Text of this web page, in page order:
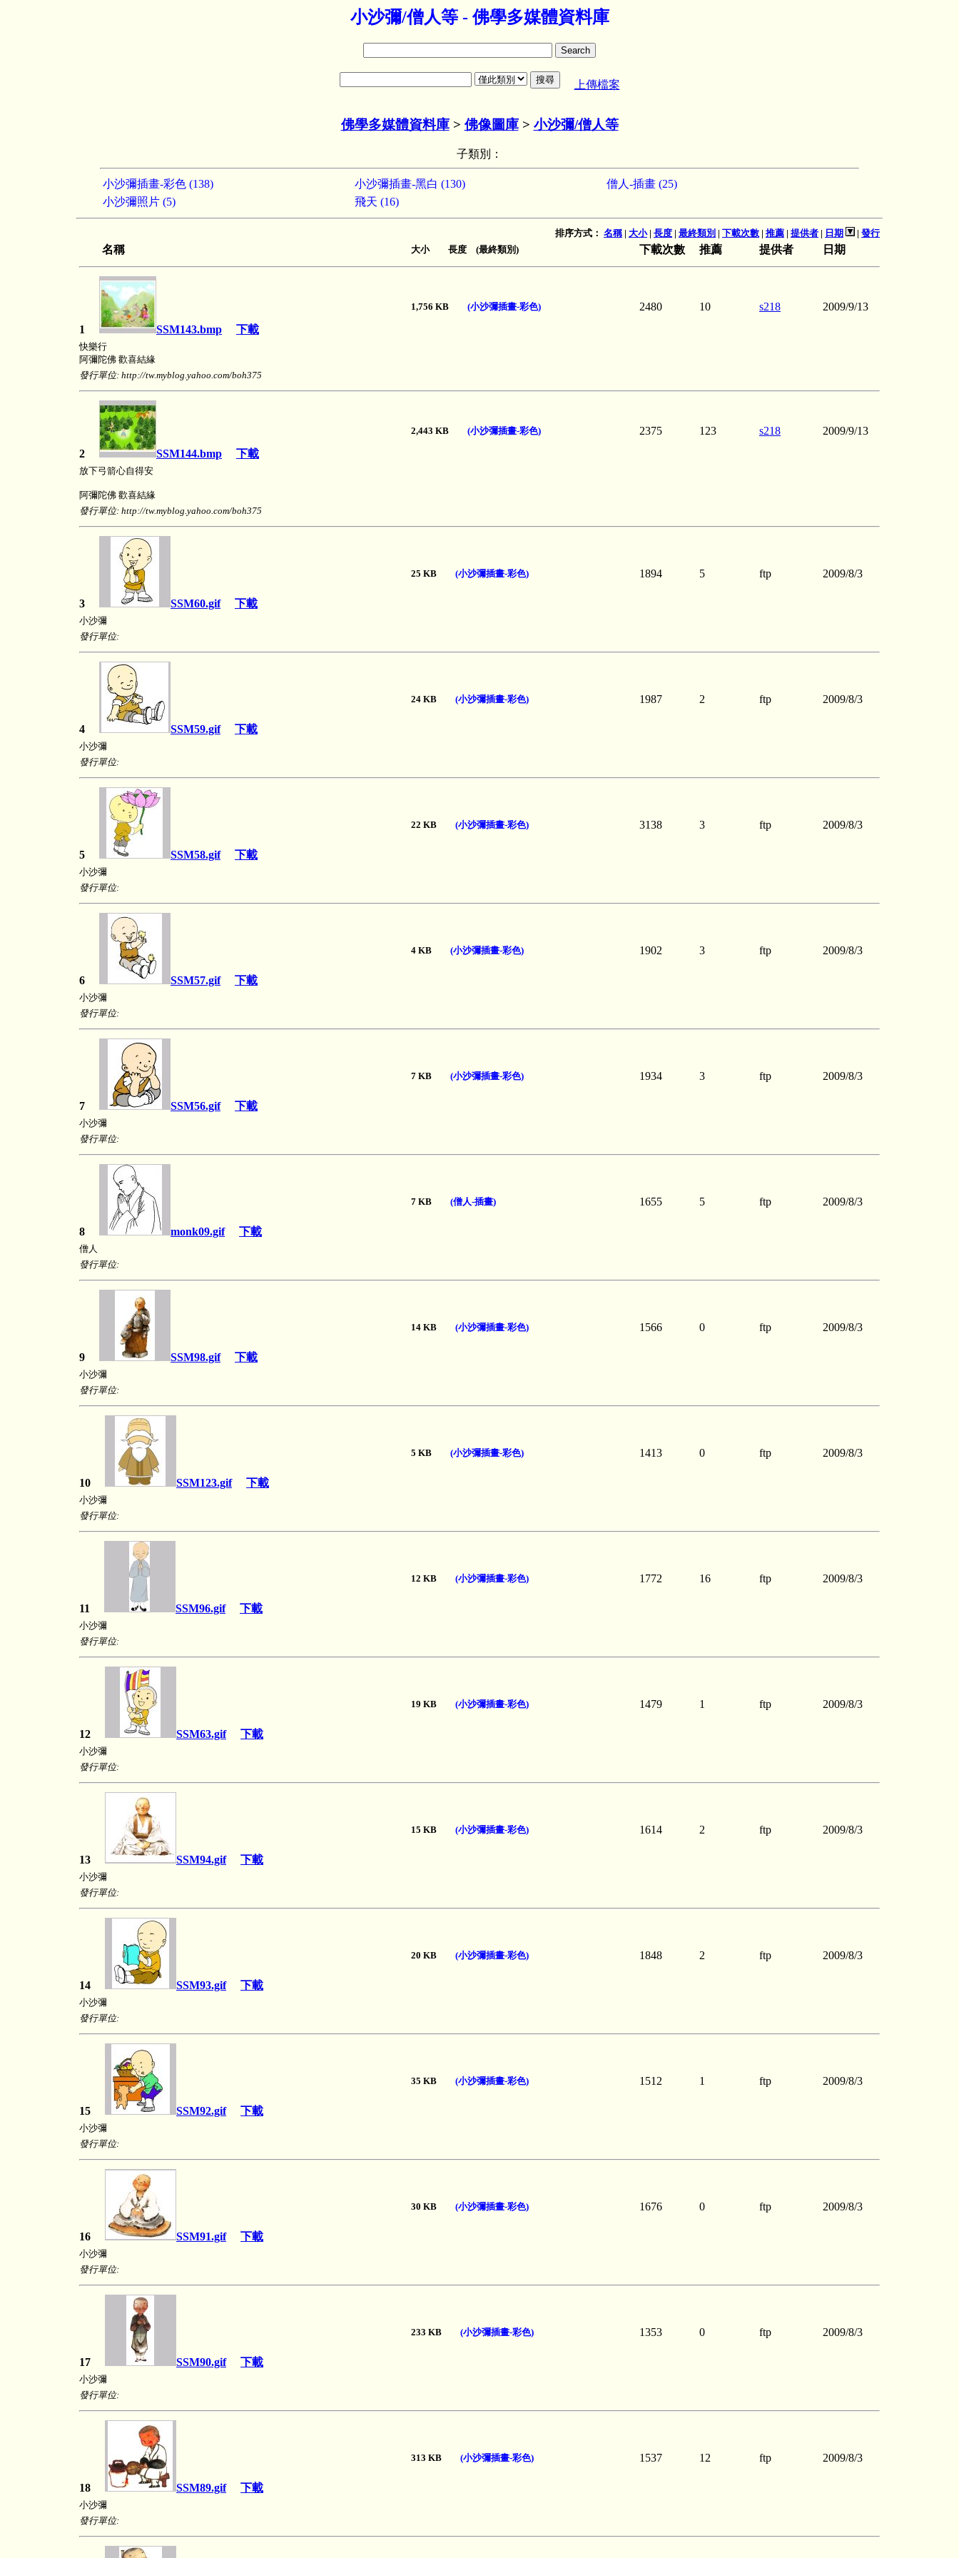
小沙彌/僧人等 - 佛學多媒體資料庫
上傳檔案
佛學多媒體資料庫> 佛像圖庫> 小沙彌/僧人等
子類別：
小沙彌插畫-彩色 (138) 小沙彌插畫-黑白 (130)
僧人-插畫 (25)
小沙彌照片 (5)
飛天 (16)
排序方式： 名稱| 大小| 長度 | 最終類別 | 下載次數 | 推薦 | 提供者 | 日期 | 發行
名稱 大小 長度 (最終類別) 下載次數 推薦 提供者 日期
1 SSM143.bmp 下載
1,756 KB (小沙彌插畫-彩色) 2480 10 s218 2009/9/13
快樂行
阿彌陀佛 歡喜結緣
發行單位: http://tw.myblog.yahoo.com/boh375
2 SSM144.bmp 下載
2,443 KB (小沙彌插畫-彩色) 2375 123 s218 2009/9/13
放下弓箭心自得安
阿彌陀佛 歡喜結緣
發行單位: http://tw.myblog.yahoo.com/boh375
3 SSM60.gif 下載
25 KB (小沙彌插畫-彩色) 1894 5 ftp 2009/8/3
小沙彌
發行單位:
4 SSM59.gif 下載
24 KB (小沙彌插畫-彩色) 1987 2 ftp 2009/8/3
小沙彌
發行單位:
5 SSM58.gif 下載
22 KB (小沙彌插畫-彩色) 3138 3 ftp 2009/8/3
小沙彌
發行單位:
6 SSM57.gif 下載
4 KB (小沙彌插畫-彩色) 1902 3 ftp 2009/8/3
小沙彌
發行單位:
7 SSM56.gif 下載
7 KB (小沙彌插畫-彩色) 1934 3 ftp 2009/8/3
小沙彌
發行單位:
8 monk09.gif 下載
7 KB (僧人-插畫) 1655 5 ftp 2009/8/3
僧人
發行單位:
9 SSM98.gif 下載
14 KB (小沙彌插畫-彩色) 1566 0 ftp 2009/8/3
小沙彌
發行單位:
10 SSM123.gif 下載
5 KB (小沙彌插畫-彩色) 1413 0 ftp 2009/8/3
小沙彌
發行單位:
11 SSM96.gif 下載
12 KB (小沙彌插畫-彩色) 1772 16 ftp 2009/8/3
小沙彌
發行單位:
12 SSM63.gif 下載
19 KB (小沙彌插畫-彩色) 1479 1 ftp 2009/8/3
小沙彌
發行單位:
13 SSM94.gif 下載
15 KB (小沙彌插畫-彩色) 1614 2 ftp 2009/8/3
小沙彌
發行單位:
14 SSM93.gif 下載
20 KB (小沙彌插畫-彩色) 1848 2 ftp 2009/8/3
小沙彌
發行單位:
15 SSM92.gif 下載
35 KB (小沙彌插畫-彩色) 1512 1 ftp 2009/8/3
小沙彌
發行單位:
16 SSM91.gif 下載
30 KB (小沙彌插畫-彩色) 1676 0 ftp 2009/8/3
小沙彌
發行單位:
17 SSM90.gif 下載
233 KB (小沙彌插畫-彩色) 1353 0 ftp 2009/8/3
小沙彌
發行單位:
18 SSM89.gif 下載
313 KB (小沙彌插畫-彩色) 1537 12 ftp 2009/8/3
小沙彌
發行單位: